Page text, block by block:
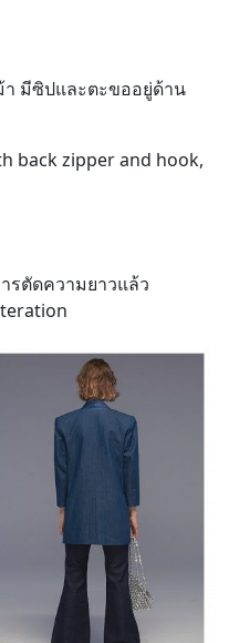
า มีซิปและตะขออยู่ด้าน
back zipper and hook,
รตัดความยาวแล้ว